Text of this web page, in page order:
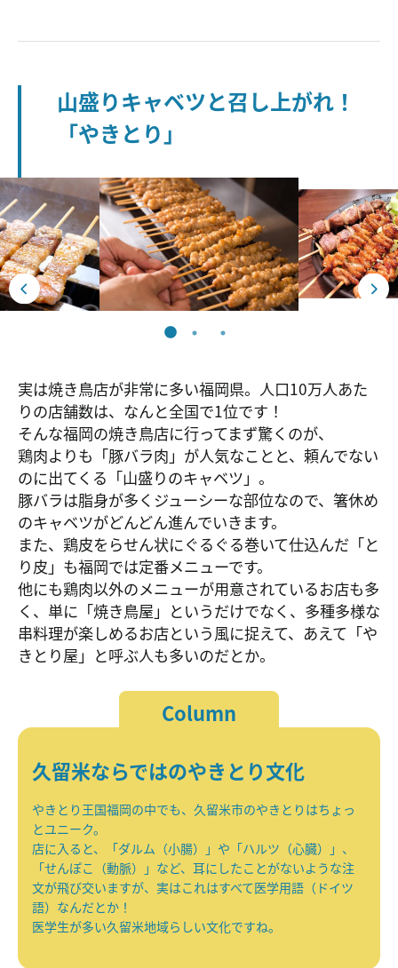
山盛りキャベツと召し上がれ！
「やきとり」
実は焼き鳥店が非常に多い福岡県。人口10万人あた
りの店舗数は、なんと全国で1位です！
そんな福岡の焼き鳥店に行ってまず驚くのが、
鶏肉よりも「豚バラ肉」が人気なことと、頼んでない
のに出てくる「山盛りのキャベツ」。
豚バラは脂身が多くジューシーな部位なので、箸休め
のキャベツがどんどん進んでいきます。
また、鶏皮をらせん状にぐるぐる巻いて仕込んだ「と
り皮」も福岡では定番メニューです。
他にも鶏肉以外のメニューが用意されているお店も多
く、単に「焼き鳥屋」というだけでなく、多種多様な
串料理が楽しめるお店という風に捉えて、あえて「や
きとり屋」と呼ぶ人も多いのだとか。
Column
久留米ならではのやきとり文化
やきとり王国福岡の中でも、久留米市のやきとりはちょっ
とユニーク。
店に入ると、「ダルム（小腸）」や「ハルツ（心臓）」、
「せんぽこ（動脈）」など、耳にしたことがないような注
文が飛び交いますが、実はこれはすべて医学用語（ドイツ
語）なんだとか！
医学生が多い久留米地域らしい文化ですね。